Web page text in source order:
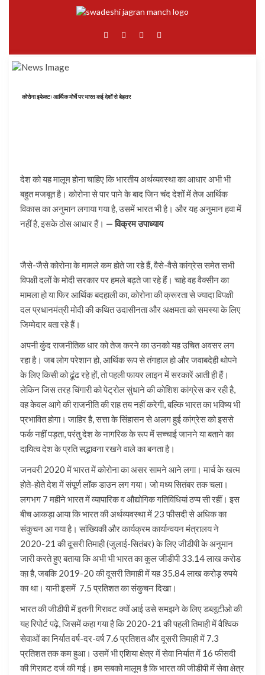
कोरोना इफेक्टः आर्थिक मोर्चे पर भारत कई देशों से बेहतर
देश को यह मालूम होना चाहिए कि भारतीय अर्थव्यवस्था का आधार अभी भी
बहुत मजबूत है। कोरोना से पार पाने के बाद जिन चंद देशों में तेज आर्थिक
विकास का अनुमान लगाया गया है, उसमें भारत भी है। और यह अनुमान हवा में
नहीं है, इसके ठोस आधार हैं। — विक्रम उपाध्याय
जैसे-जैसे कोरोना के मामले कम होते जा रहे हैं, वैसे-वैसे कांग्रेस समेत सभी
विपक्षी दलों के मोदी सरकार पर हमले बढ़ते जा रहे हैं। चाहे वह वैक्सीन का
मामला हो या फिर आर्थिक बदहाली का, कोरोना की क्रूरता से ज्यादा विपक्षी
दल प्रधानमंत्री मोदी की कथित उदासीनता और अक्षमता को समस्या के लिए
जिम्मेदार बता रहे हैं।
अपनी कुंद राजनीतिक धार को तेज करने का उनको यह उचित अवसर लग
रहा है। जब लोग परेशान हो, आर्थिक रूप से तंगहाल हो और जवाबदेही थोपने
के लिए किसी को ढूंढ रहे हों, तो पहली फायर लाइन में सरकारें आती ही हैं।
लेकिन जिस तरह चिंगारी को पेट्रोल सुंधाने की कोशिश कांग्रेस कर रही है,
वह केवल आगे की राजनीति की राह तय नहीं करेगी, बल्कि भारत का भविष्य भी
प्रभावित होगा। जाहिर है, सत्ता के सिंहासन से अलग हुई कांग्रेस को इससे
फर्क नहीं पड़ता, परंतु देश के नागरिक के रूप में सच्चाई जानने या बताने का
दायित्व देश के प्रति सद्भावना रखने वाले का बनता है।
जनवरी 2020 में भारत में कोरोना का असर सामने आने लगा। मार्च के खत्म
होते-होते देश में संपूर्ण लॉक डाउन लग गया। जो मध्य सितंबर तक चला।
लगभग 7 महीने भारत में व्यापारिक व औद्योगिक गतिविधियां ठप्प सी रहीं। इस
बीच आकड़ा आया कि भारत की अर्थव्यवस्था में 23 फीसदी से अधिक का
संकुचन आ गया है। सांख्यिकी और कार्यक्रम कार्यान्वयन मंत्रालय ने
2020-21 की दूसरी तिमाही (जुलाई-सितंबर) के लिए जीडीपी के अनुमान
जारी करते हुए बताया कि अभी भी भारत का कुल जीडीपी 33.14 लाख करोड
का़ है, जबकि 2019-20 की दूसरी तिमाही में यह 35.84 लाख करोड़ रुपये
का था। यानी इसमें 7.5 प्रतिशत का संकुचन दिखा।
भारत की जीडीपी में इतनी गिरावट क्यों आई उसे समझने के लिए डब्लूटीओ की
यह रिपोर्ट पढ़े, जिसमें कहा गया है कि 2020-21 की पहली तिमाही में वैश्विक
सेवाओं का निर्यात वर्ष-दर-वर्ष 7.6 प्रतिशत और दूसरी तिमाही में 7.3
प्रतिशत तक कम हुआ। उसमें भी एशिया क्षेत्र में सेवा निर्यात में 16 फीसदी
की गिरावट दर्ज की गई। हम सबको मालूम है कि भारत की जीडीपी में सेवा क्षेत्र